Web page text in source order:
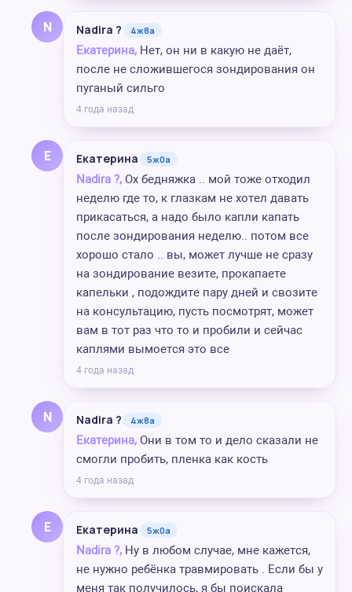
N Nadira ? 4ж8а
Екатерина, Нет, он ни в какую не даёт,
после не сложившегося зондирования он
пуганый сильго
4 года назад
Е Екатерина 5ж0а
Nadira ?, Ох бедняжка .. мой тоже отходил
неделю где то, к глазкам не хотел давать
прикасаться, а надо было капли капать
после зондирования неделю.. потом все
хорошо стало .. вы, может лучше не сразу
на зондирование везите, прокапаете
капельки , подождите пару дней и свозите
на консультацию, пусть посмотрят, может
вам в тот раз что то и пробили и сейчас
каплями вымоется это все
4 года назад
N Nadira ? 4ж8а
Екатерина, Они в том то и дело сказали не
смогли пробить, пленка как кость
4 года назад
Е Екатерина 5ж0а
Nadira ?, Ну в любом случае, мне кажется,
не нужно ребёнка травмировать . Если бы у
меня так получилось, я бы поискала